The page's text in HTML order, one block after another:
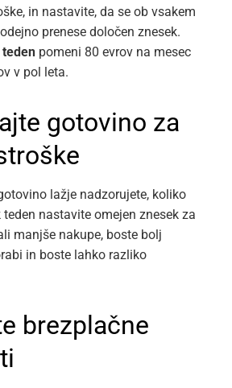
in nastavite, da se ob vsakem
prenese določen znesek.
pomeni 80 evrov na mesec
v pol leta.
gotovino za
lažje nadzorujete, koliko
teden nastavite omejen znesek za
manjše nakupe, boste bolj
in boste lahko razliko
brezplačne